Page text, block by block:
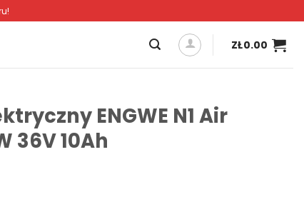
ZŁ0.00
ENGWE N1 Air
36V 10Ah